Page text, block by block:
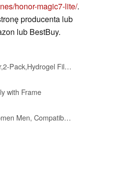
honor-magic7-lite/.
producenta lub
lub BestBuy.
Ibywind for Honor Magic 7 Lite/X9c 5G Screen Protector,2-Pack,Hydrogel Film with Camera Lens Protector,Easy Installation Tool,Bubble-Free,Fingerprint Unlock Compatible,Anti-Shatter,Anti-Scratch
with Frame
Hlgcokro for Honor Magic 7 Lite Case with Stand for Women Men, Compatible with Honor Magic7 Lite/ X9c Phone Case Silicone with Strap Soft Shockproof Phone Cover (Black)